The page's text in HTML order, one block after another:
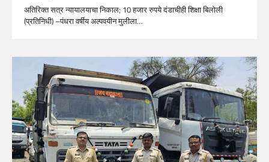
अतिरिक्त सत्र न्यायालयाचा निकाल; 10 हजार रुपये दंडाचीही शिक्षा बिलोली
(प्रतिनिधी) –पंधरा वर्षीय अल्पवयीन मुलीला…